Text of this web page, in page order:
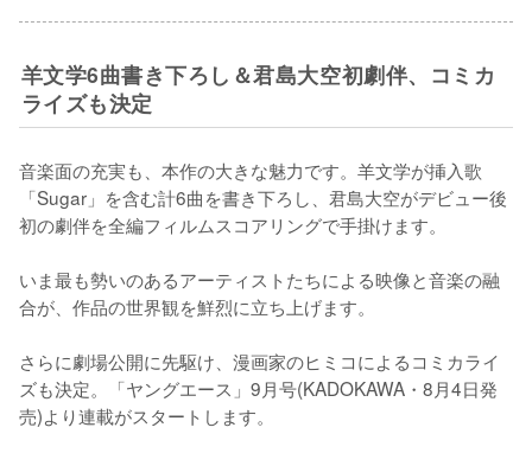
羊文学6曲書き下ろし＆君島大空初劇伴、コミカ
ライズも決定
音楽面の充実も、本作の大きな魅力です。羊文学が挿入歌
「Sugar」を含む計6曲を書き下ろし、君島大空がデビュー後
初の劇伴を全編フィルムスコアリングで手掛けます。
いま最も勢いのあるアーティストたちによる映像と音楽の融
合が、作品の世界観を鮮烈に立ち上げます。
さらに劇場公開に先駆け、漫画家のヒミコによるコミカライ
ズも決定。「ヤングエース」9月号(KADOKAWA・8月4日発
売)より連載がスタートします。